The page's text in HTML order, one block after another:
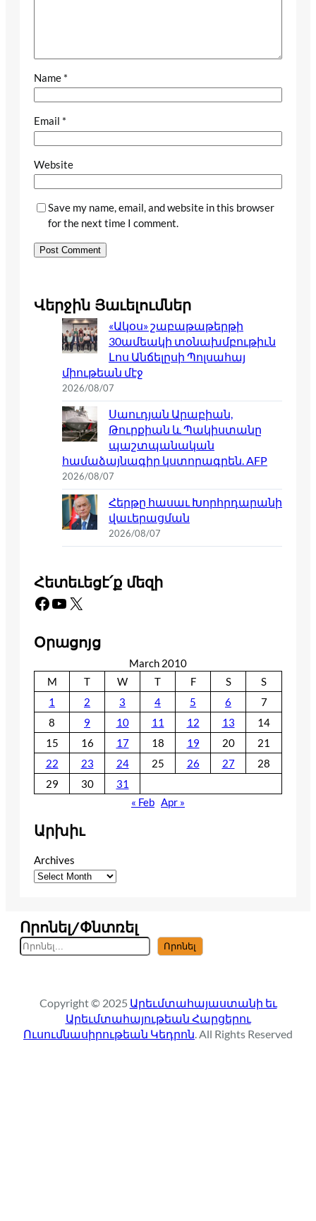
Name *
Email *
Website
Save my name, email, and website in this browser
for the next time I comment.
Վերջին Յաւելումներ
«Ակօս» շաբաթաթերթի
30ամեակի տօնախմբութիւն
Լոս Անճելըսի Պոլսահայ
միութեան մէջ
2026/08/07
Սաուդյան Արաբիան,
Թուրքիան և Պակիստանը
պաշտպանական
համաձայնագիր կստորագրեն. AFP
2026/08/07
Հերթը հասաւ Խորհրդարանի
վաւերացման
2026/08/07
Հետեւեցէ՛ք մեզի
Facebook YouTube X
Օրացոյց
March 2010
M
T W T F S
S
1
2 3 4 5 6
7
8
9 10 11 12 13
14
15
16 17 18 19 20
21
22
23 24 25 26 27
28
29
30
31
« Feb Apr »
Արխիւ
Archives
Որոնել/Փնտռել
S
e
c
h
Որոնել
Copyright © 2025 Արեւմտահայաստանի եւ
Արեւմտահայութեան Հարցերու
Ուսումնասիրութեան Կեդրոն. All Rights Reserved